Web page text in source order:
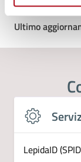
Ultimo
LepidaID